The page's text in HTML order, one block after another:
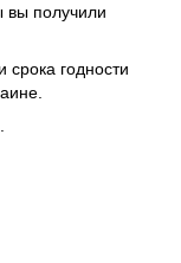
вы получили
срока годности